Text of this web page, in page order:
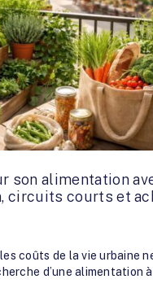
son alimentation
circuits courts et
les coûts de la vie urbaine
d’une alimentation